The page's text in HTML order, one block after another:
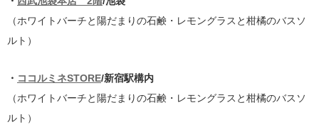
（ホワイトバーチと陽だまりの石鹸・レモングラスと柑橘のバスソ
ルト）
・ ココルミネSTORE/新宿駅構内
（ホワイトバーチと陽だまりの石鹸・レモングラスと柑橘のバスソ
ルト）